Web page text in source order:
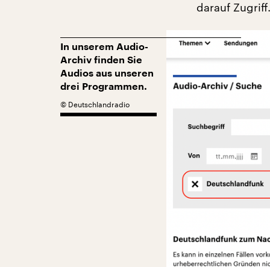
darauf Zugriff.
In unserem Audio-
Archiv finden Sie
Audios aus unseren
drei Programmen.
© Deutschlandradio